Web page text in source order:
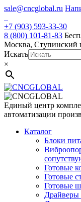
Skip
content
sale@cncglobal.ru
+7 (903) 593-33-30
8 (800) 101-81-83
Москва, Ступинский
Искать
×
Единый центр
автоматизации
Каталог
Блоки
Готовые
Готовые
Готовые
Драйверы